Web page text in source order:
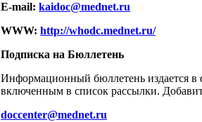
E-mail: kaidoc@mednet.ru
WWW: http://whodc.mednet.ru/
Подписка на Бюллетень
Информационный бюллетень издается в
включенным в список рассылки.
doccenter@mednet.ru